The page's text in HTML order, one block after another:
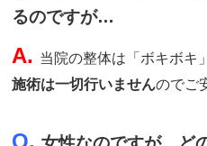
るのですが…
A. 当院の整体は「ボキボキ
施術は一切行いませんのでご